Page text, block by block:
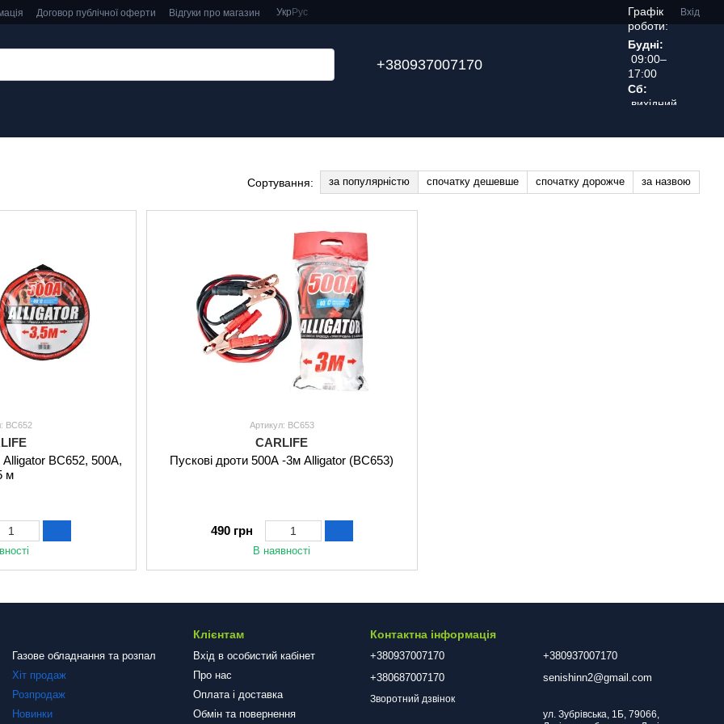
Договор публічної оферти Відгуки про магазин Укр Рус Вхід
+380937007170
Графік
роботи:
Будні:
09:00–
17:00
Сб:
вихідний
Сортування: за популярністю спочатку дешевше спочатку дорожче за назвою
BC652
BC652, 500А,
м
Артикул: BC653
CARLIFE
Пускові дроти 500A -3м Alligator (BC653)
490 грн
В наявності
Газове обладнання та розпал
Хіт продаж
Розпродаж
Новинки
Клієнтам
Вхід в особистий кабінет
Про нас
Оплата і доставка
Обмін та повернення
Контактна інформація
+380937007170
+380687007170
Зворотний дзвінок
+380937007170
senishinn2@gmail.com
ул. Зубрівська, 1Б, 79066,